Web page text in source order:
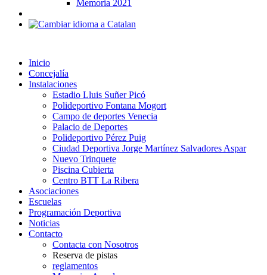
Memoria 2021
Inicio
Concejalía
Instalaciones
Estadio Lluis Suñer Picó
Polideportivo Fontana Mogort
Campo de deportes Venecia
Palacio de Deportes
Polideportivo Pérez Puig
Ciudad Deportiva Jorge Martínez Salvadores Aspar
Nuevo Trinquete
Piscina Cubierta
Centro BTT La Ribera
Asociaciones
Escuelas
Programación Deportiva
Noticias
Contacto
Contacta con Nosotros
Reserva de pistas
reglamentos